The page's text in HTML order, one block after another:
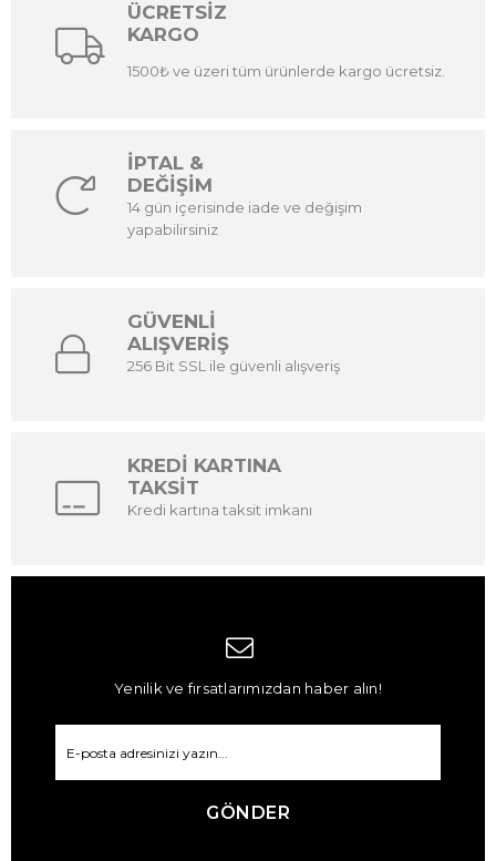
ÜCRETSİZ
KARGO
1500₺ ve üzeri tüm ürünlerde kargo ücretsiz.
İPTAL &
DEĞİŞİM
14 gün içerisinde iade ve değişim
yapabilirsiniz
GÜVENLİ
ALIŞVERİŞ
256 Bit SSL ile güvenli alışveriş
KREDİ KARTINA
TAKSİT
Kredi kartına taksit imkanı
Yenilik ve fırsatlarımızdan haber alın!
GÖNDER